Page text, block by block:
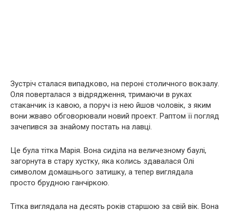
Зустріч сталася випадково, на пероні столичного вокзалу.
Оля поверталася з відрядження, тримаючи в руках
стаканчик із кавою, а поруч із нею йшов чоловік, з яким
вони жваво обговорювали новий проект. Раптом її погляд
зачепився за знайому постать на лавці.
Це була тітка Марія. Вона сиділа на величезному баулі,
загорнута в стару хустку, яка колись здавалася Олі
символом домашнього затишку, а тепер виглядала
просто брудною ганчіркою.
Тітка виглядала на десять років старшою за свій вік. Вона